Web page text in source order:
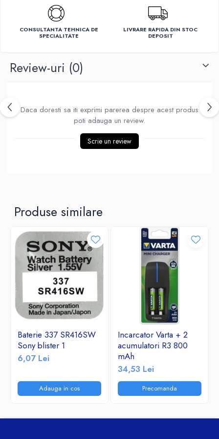
CONSULTANTA TEHNICA DE
SPECIALITATE
LIVRARE RAPIDA DIN STOC
DEPOSIT
Review-uri (0)
Daca doresti sa iti exprimi parerea despre acest produs
poti adauga un review.
Scrie un review
Produse similare
Baterie 337 SR416SW
Sony blister 1
6,07 Lei
Adauga in cos
Incarcator Varta + 2
acumulatori R3 800
mAh
34,53 Lei
Precomanda